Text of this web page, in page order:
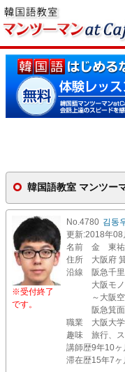
韓国語教室 マンツ
※受付終了
です。
No.4780 김동
更新:2018年08
名前
金 東
住所
大阪府
沿線
阪急千
大阪モ
～大阪空
阪急箕
職業
大阪大
趣味
旅行、
講師歴9年10ヶ
滞在歴15年7ヶ